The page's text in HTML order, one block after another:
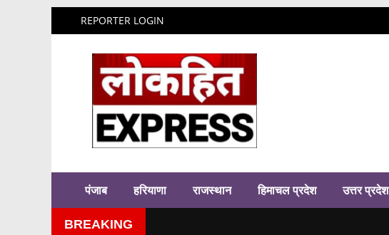
REPORTER LOGIN
पंजाब हरियाणा राजस्थान हिमाचल प्रदेश उत्तर प्रदेश
BREAKING